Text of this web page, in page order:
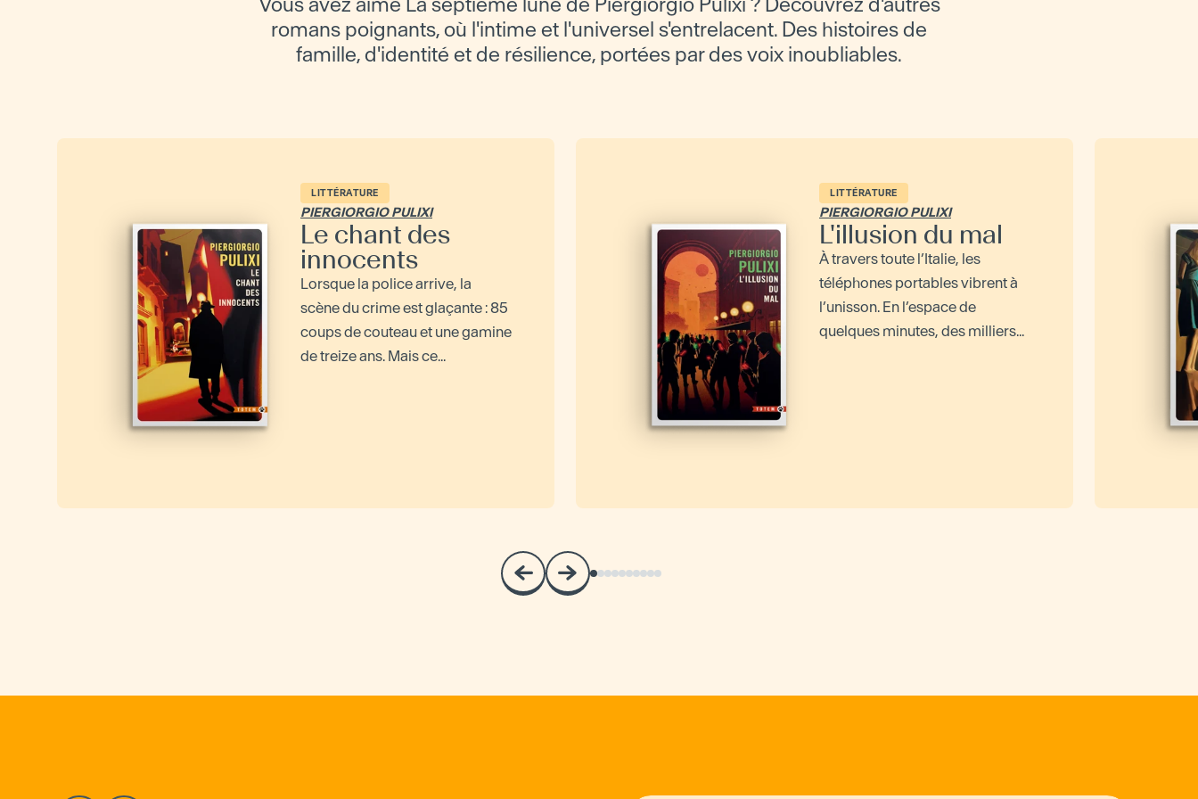
romans poignants, où l'intime et l'universel s'entrelacent. Des histoires de
famille, d'identité et de résilience, portées par des voix inoubliables.
LITTÉRATURE
PIERGIORGIO PULIXI
Le chant des
innocents
Lorsque la police arrive, la
scène du crime est glaçante : 85
coups de couteau et une gamine
de treize ans. Mais ce...
LITTÉRATURE
PIERGIORGIO PULIXI
L'illusion du mal
À travers toute l’Italie, les
téléphones portables vibrent à
l’unisson. En l’espace de
quelques minutes, des milliers...